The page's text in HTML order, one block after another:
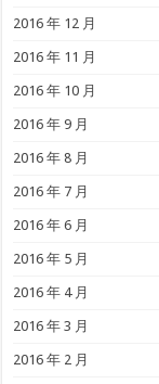
2016 年 12 月
2016 年 11 月
2016 年 10 月
2016 年 9 月
2016 年 8 月
2016 年 7 月
2016 年 6 月
2016 年 5 月
2016 年 4 月
2016 年 3 月
2016 年 2 月